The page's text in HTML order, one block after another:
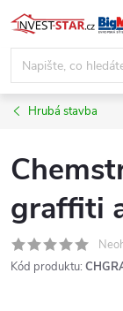
Přejít
na
obsah
Hrubá stavba
graffiti
Kód produktu: